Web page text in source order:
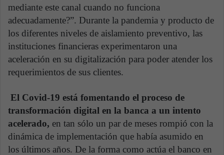
mediante este canal cuando no funciona
adecuadamente?”. Durante la pandemia y producto de
los diferentes niveles de aislamiento preventivo, las
instituciones financieras experimentaron una
aceleración en su digitalización para poder atender los
requerimientos de sus clientes.
El Covid-19 está fomentando el proceso de
transformación digital en la banca a un intento
acelerado, en tan sólo un par de meses rompió con la
dinámica de implementación que había asumido en
los últimos años. De la forma como actúa el banco en